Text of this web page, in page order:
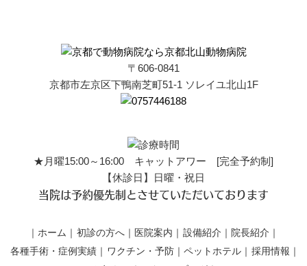
〒606-0841
京都市左京区下鴨南芝町51-1 ソレイユ北山1F
★月曜15:00～16:00 キャットアワー [完全予約制]
【休診日】日曜・祝日
当院は予約優先制とさせていただいております
ホーム 初診の方へ 医院案内 設備紹介
院長紹介
各種手術・症例実績
ワクチン・予防 ペットホテル
採用情報